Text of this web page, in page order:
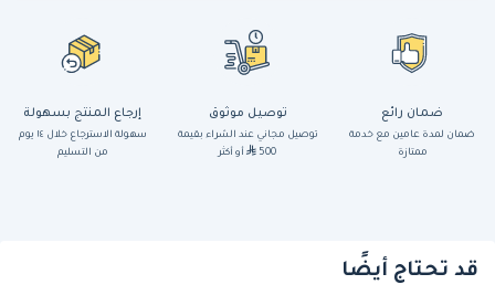
ضمان رائع
ضمان لمدة عامين مع خدمة
ممتازة
توصيل موثوق
توصيل مجاني عند الشراء بقيمة
500
أو أكثر
إرجاع المنتج بسهولة
سهولة الاسترجاع خلال ١٤ يوم
من التسليم
قد تحتاج أيضًا